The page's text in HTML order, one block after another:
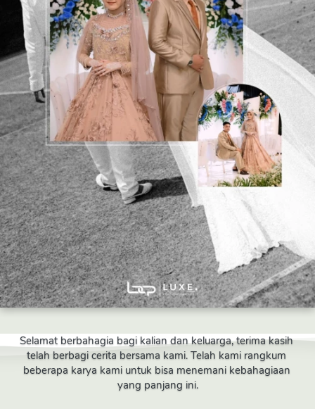
Selamat berbahagia bagi kalian dan keluarga, terima kasih
telah berbagi cerita bersama kami. Telah kami rangkum
beberapa karya kami untuk bisa menemani kebahagiaan
yang panjang ini.